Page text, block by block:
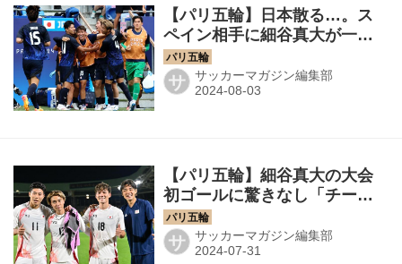
【パリ五輪】日本散る…。ス
ペイン相手に細谷真大が一度
はゴール割るもVARで取り消
し、ほかの絶好機も決められ
ず0-3で完敗◎準々決勝
サ サッカーマガジン編集部
【パリ五輪】細谷真大の大会
初ゴールに驚きなし「チーム
のためにやっていれば、いつ
か取れると思っていた」
サ サッカーマガジン編集部